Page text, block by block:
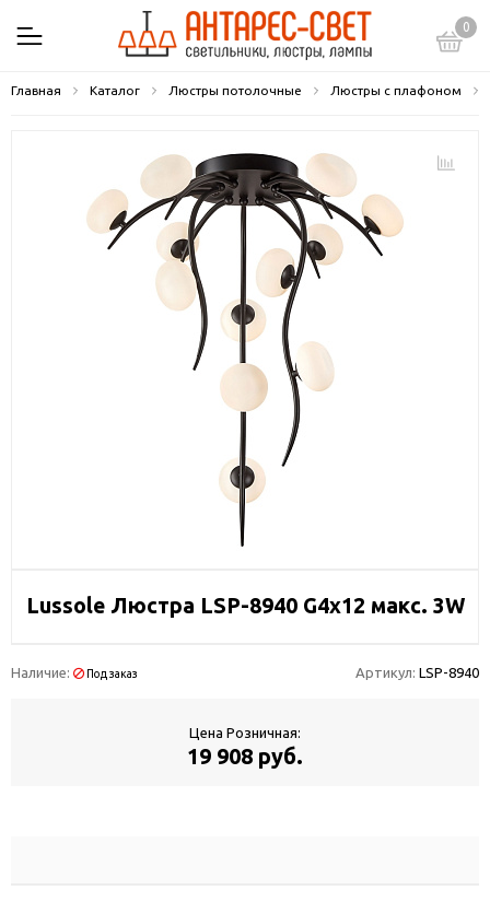
0
Главная Каталог Люстры потолочные Люстры с плафоном
Lussole Люстра LSP-8940 G4x12 макс. 3W
Наличие: Под заказ Артикул: LSP-8940
Цена Розничная:
19 908 руб.